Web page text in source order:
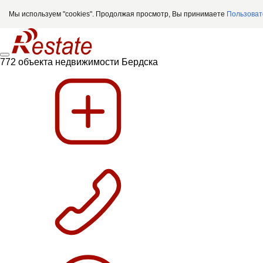
Мы используем "cookies". Продолжая просмотр, Вы принимаете
772 объекта недвижимости Бердска